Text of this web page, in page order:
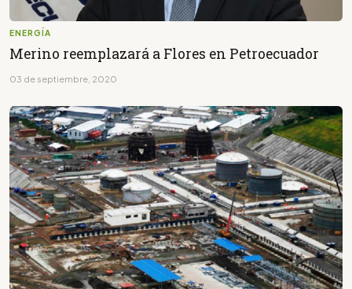
ENERGÍA
Merino reemplazará a Flores en Petroecuador
03 de septiembre, 2020